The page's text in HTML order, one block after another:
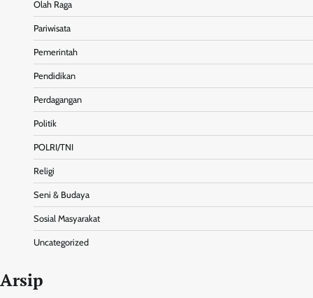
Olah Raga
Pariwisata
Pemerintah
Pendidikan
Perdagangan
Politik
POLRI/TNI
Religi
Seni & Budaya
Sosial Masyarakat
Uncategorized
Arsip